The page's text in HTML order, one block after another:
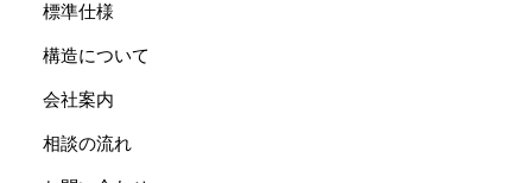
標準仕様
構造について
会社案内
相談の流れ